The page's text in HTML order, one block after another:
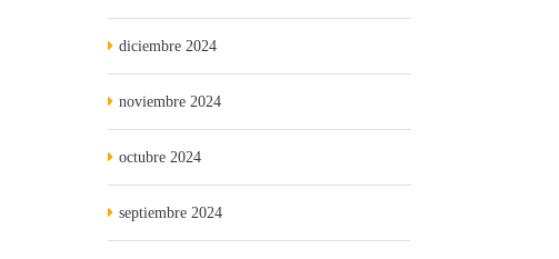
diciembre 2024
noviembre 2024
octubre 2024
septiembre 2024